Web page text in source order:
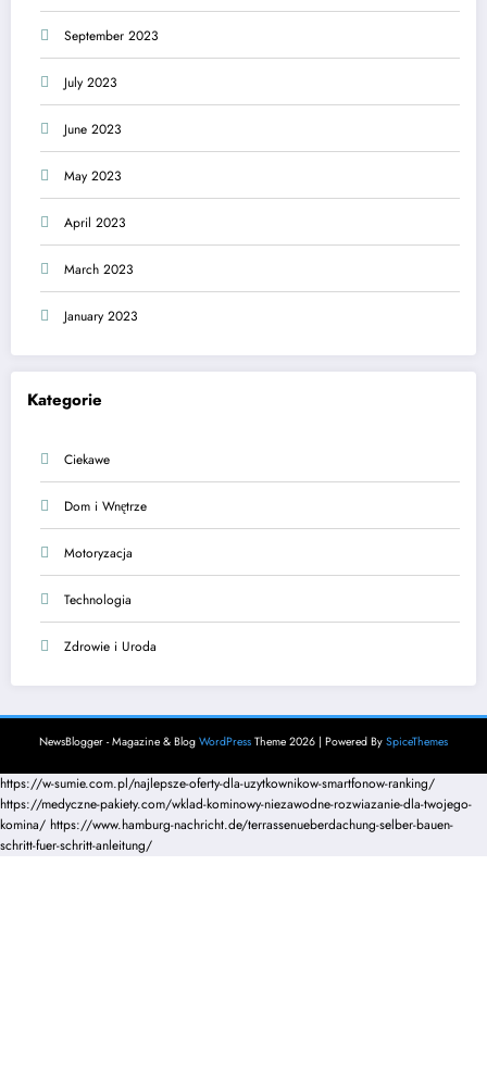
September 2023
July 2023
June 2023
May 2023
April 2023
March 2023
January 2023
Kategorie
Ciekawe
Dom i Wnętrze
Motoryzacja
Technologia
Zdrowie i Uroda
NewsBlogger - Magazine & Blog WordPress Theme 2026 | Powered By SpiceThemes
https://w-sumie.com.pl/najlepsze-oferty-dla-uzytkownikow-smartfonow-ranking/
https://medyczne-pakiety.com/wklad-kominowy-niezawodne-rozwiazanie-dla-twojego-
komina/ https://www.hamburg-nachricht.de/terrassenueberdachung-selber-bauen-
schritt-fuer-schritt-anleitung/